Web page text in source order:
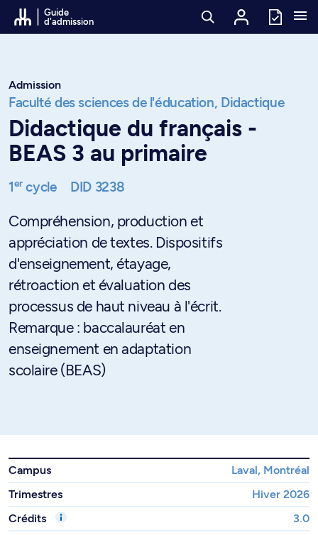
Passer au contenu
Guide
d'admission
Admission
Faculté des sciences de l'éducation, Didactique
Didactique du français -
BEAS 3 au primaire
1ercycle DID 3238
Compréhension, production et
appréciation de textes. Dispositifs
d'enseignement, étayage,
rétroaction et évaluation des
processus de haut niveau à l'écrit.
Remarque : baccalauréat en
enseignement en adaptation
scolaire (BEAS)
Campus
Laval, Montréal
Trimestres
Hiver 2026
Crédits
3.0